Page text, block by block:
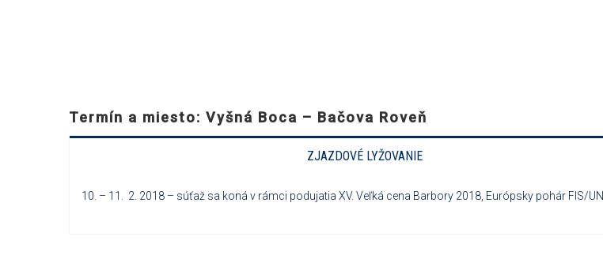
Termín a miesto: Vyšná Boca – Bačova Roveň
ZJAZDOVÉ LYŽOVANIE
10. – 11. 2. 2018 – súťaž sa koná v rámci podujatia XV. Veľká cena Barbory 2018, Európsky pohár FIS/UNI.